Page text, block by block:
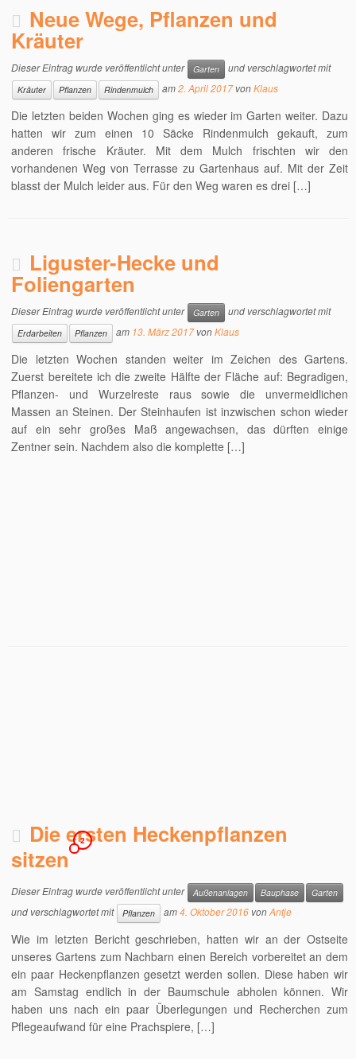
Neue Wege, Pflanzen und
Kräuter
Dieser Eintrag wurde veröffentlicht unter Garten und verschlagwortet mit
Kräuter Pflanzen Rindenmulch am2. April 2017 vonKlaus
Die letzten beiden Wochen ging es wieder im Garten weiter. Dazu
hatten wir zum einen 10 Säcke Rindenmulch gekauft, zum
anderen frische Kräuter. Mit dem Mulch frischten wir den
vorhandenen Weg von Terrasse zu Gartenhaus auf. Mit der Zeit
blasst der Mulch leider aus. Für den Weg waren es drei […]
Liguster-Hecke und
Foliengarten
Dieser Eintrag wurde veröffentlicht unter Garten und verschlagwortet mit
Erdarbeiten Pflanzen am 13. März 2017 vonKlaus
Die letzten Wochen standen weiter im Zeichen des Gartens.
Zuerst bereitete ich die zweite Hälfte der Fläche auf: Begradigen,
Pflanzen- und Wurzelreste raus sowie die unvermeidlichen
Massen an Steinen. Der Steinhaufen ist inzwischen schon wieder
auf ein sehr großes Maß angewachsen, das dürften einige
Zentner sein. Nachdem also die komplette […]
Die ersten Heckenpflanzen
sitzen
2
Dieser Eintrag wurde veröffentlicht unter Außenanlagen Bauphase Garten
und verschlagwortet mit Pflanzen am4. Oktober 2016 vonAntje
Wie im letzten Bericht geschrieben, hatten wir an der Ostseite
unseres Gartens zum Nachbarn einen Bereich vorbereitet an dem
ein paar Heckenpflanzen gesetzt werden sollen. Diese haben wir
am Samstag endlich in der Baumschule abholen können. Wir
haben uns nach ein paar Überlegungen und Recherchen zum
Pflegeaufwand für eine Prachspiere, […]